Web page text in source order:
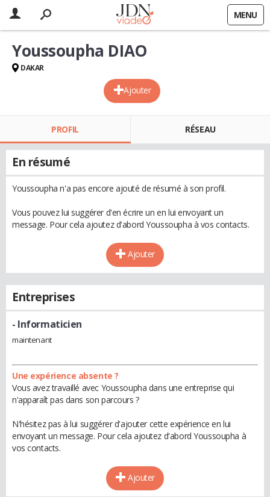
MENU
Ajouter
Youssoupha DIAO
DAKAR
PROFIL RÉSEAU
En résumé
Youssoupha n'a pas encore ajouté de résumé à son profil.
Vous pouvez lui suggérer d'en écrire un en lui envoyant un
message. Pour cela ajoutez d'abord Youssoupha à vos contacts.
Ajouter
Entreprises
- Informaticien
maintenant
Une expérience absente ?
Vous avez travaillé avec Youssoupha dans une entreprise qui
n'apparaît pas dans son parcours ?
N'hésitez pas à lui suggérer d'ajouter cette expérience en lui
envoyant un message. Pour cela ajoutez d'abord Youssoupha à
vos contacts.
Ajouter